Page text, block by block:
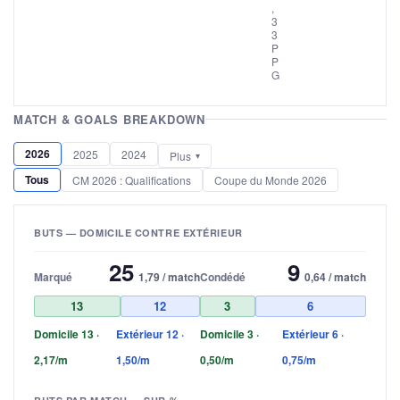
,
3
3
P
P
G
MATCH & GOALS BREAKDOWN
2026 2025 2024 Plus
Tous CM 2026 : Qualifications Coupe du Monde 2026
BUTS — DOMICILE CONTRE EXTÉRIEUR
Marqué 25 1,79 / match
13 12
Domicile 13 ·
2,17/m
Extérieur 12 ·
1,50/m
Condédé 9 0,64 / match
3 6
Domicile 3 ·
0,50/m
Extérieur 6 ·
0,75/m